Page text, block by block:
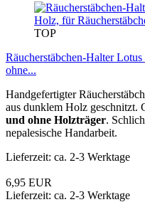
TOP
Räucherstäbchen-Halter
ohne...
Handgefertigter
aus dunklem Holz geschnitzt.
und ohne Holzträger.
nepalesische Handarbeit.
Lieferzeit: ca. 2-3 Werktage
6,95 EUR
Lieferzeit: ca. 2-3 Werktage